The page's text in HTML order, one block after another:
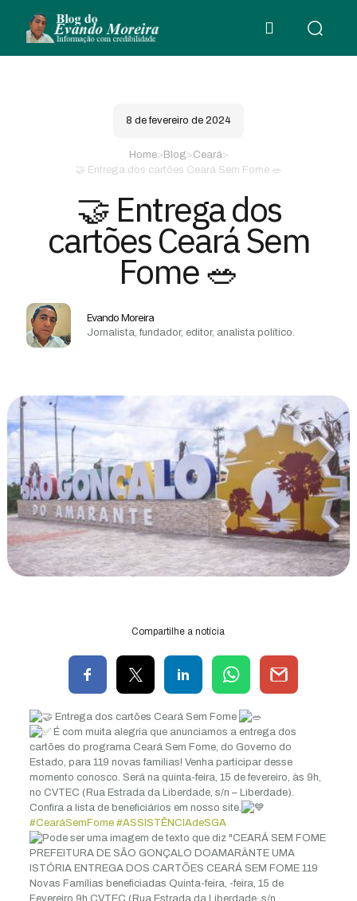
8 de fevereiro de 2024
Home> Blog>Ceará>
🤝 Entrega dos cartões Ceará Sem Fome 🥗
🤝 Entrega dos
cartões Ceará Sem
Fome 🥗
Evando Moreira
Jornalista, fundador, editor, analista político.
Compartilhe a notícia
Entrega dos cartões Ceará Sem Fome
É com muita alegria que anunciamos a entrega dos
cartões do programa Ceará Sem Fome, do Governo do
Estado, para 119 novas famílias! Venha participar desse
momento conosco. Será na quinta-feira, 15 de fevereiro, às 9h,
no CVTEC (Rua Estrada da Liberdade, s/n – Liberdade).
Confira a lista de beneficiários em nosso site.
#CearáSemFome #ASSISTÊNCIAdeSGA